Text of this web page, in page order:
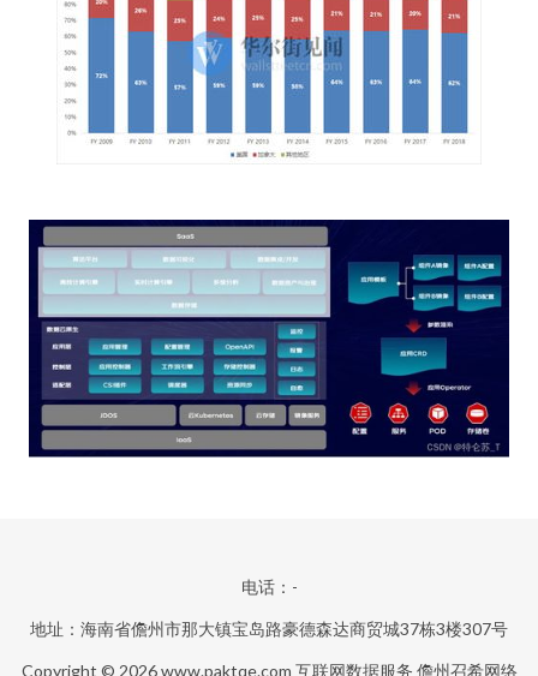
电话：-
地址：海南省儋州市那大镇宝岛路豪德森达商贸城37栋3楼307号
Copyright © 2026www.paktqe.com 互联网数据服务 儋州召希网络